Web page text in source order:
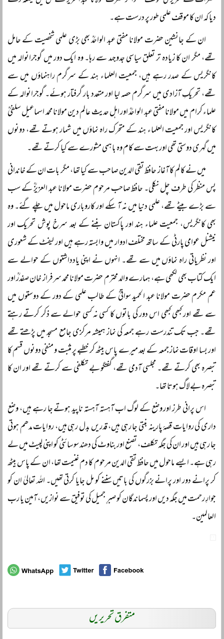
دیا کہ ان کا موقف علمی طور پر درست ہے۔
ان کے جانشین حضرت مولانا مفتی عبد الواحدؒ بھی بڑی علمی شخصیت کے حامل
تھے، مگر ان کا زیادہ تر تعلق سیاسی جدوجہد سے رہا۔ وہ ایک دور میں گوجرانوالہ میں
کانگریس کے صدر رہے ہیں، جمعیت العلماء ہند کے سرگرم راہنماؤں میں سے
تھے، تحریکِ آزادی میں سرگرم حصہ لیا اور متعدد بار گرفتار ہوئے۔ گوجرانوالہ کے
علماء کرام میں مولانا مفتی عبد الواحدؒ اور اہل حدیث عالم دین مولانا محمد اسماعیل سلفیؒ
کانگریس اور جمعیت العلماء ہند کے متحرک راہ نماؤں میں شمار ہوتے تھے، دونوں
میں گہری دوستی تھی اور بہت سے کام وہ باہمی مشورے سے کیا کرتے تھے۔
میں نے کالم کا آغاز حافظ تقی الدین صاحب سے کیا تھا، مگر بات ان کے خاندانی
پس منظر کی طرف چل نکلی۔ حافظ صاحب مرحوم حضرت مولانا عبد العزیزؒ کے سب
سے بڑے بیٹے تھے، علمی دنیا میں نہ آ سکے اور کاروباری ماحول میں چلے گئے۔ وہ
بھی کانگریس، جمعیت علماء ہند اور پاکستان بننے کے بعد سرخ پوش تحریک اور
نیشنل عوامی پارٹی کے ساتھ مختلف ادوار میں وابستہ رہے ہیں اور لیفٹ کے شعوری
اور نظریاتی راہ نماؤں میں سے تھے۔ انہوں نے اپنی یادداشتوں کے حوالے سے
ایک کتاب بھی لکھی ہے، ہمارے والد محترم حضرت مولانا محمد سرفراز خان صفدرؒ اور
عم مکرم حضرت مولانا عبد الحمید سواتیؒ کے طالب علمی کے دور کے دوستوں میں
سے تھے اور کبھی کبھی اس دور کی باتوں کا کسی نہ کسی حوالے سے ذکر کرتے رہتے
تھے۔ جب تک تندرست رہے جمعہ کی نماز ہمیشہ مرکزی جامع مسجد میں پڑھتے تھے
اور بسا اوقات نماز جمعہ کے بعد میرے پاس بیٹھ کر خطبے پر مثبت و منفی دونوں قسم کا
تبصرہ بھی کرتے تھے۔ مجلسی آدمی تھے، گفتگو بے تکلفی سے کرتے تھے اور ان کا
تبصرہ بے لاگ ہوتا تھا۔
اس پرانی طرز اور وضع کے لوگ اب آہستہ آہستہ ناپید ہوتے جا رہے ہیں، وضع
داری کی روایات قصۂ پارینہ بنتی جا رہی ہیں، قدریں بدل رہی ہیں، روایات مدھم ہوتی
جا رہی ہیں اور ان کی جگہ تکلف، تصنع اور بناوٹ کی دھند سوسائٹی کو اپنی لپیٹ میں لے
رہی ہے۔ ایسے ماحول میں حافظ تقی الدین مرحوم کا دم غنیمت تھا، ان کے پاس بیٹھ
کر پرانے دور اور پرانے بزرگوں کی باتیں سننے کو مل جایا کرتی تھیں۔ اللہ تعالیٰ ان کو
جوارِ رحمت میں جگہ دیں اور پسماندگان کو صبرِ جمیل کی توفیق سے نوازیں، آمین یا رب
العالمین۔
متفرق تحریریں